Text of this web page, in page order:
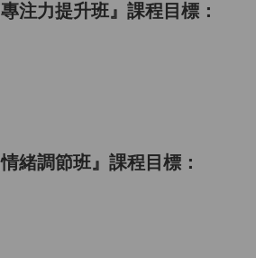
專注力提升班』課程目標：
情緒調節班』課程目標：